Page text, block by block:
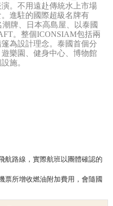
。不用遠赴傳統水上市場
進駐的國際超級名牌有
牌、日本高島屋、以泰國
。整個ICONSIAM包括兩
為設計理念。泰國首個分
樂園、健身中心、博物館
施。
航路線，實際航班以團體確認的
票所增收燃油附加費用，會隨國